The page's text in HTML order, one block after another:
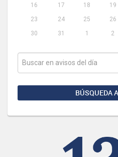
16
17 18 19
23
24 25 26
30
31 1 2
BÚSQUEDA